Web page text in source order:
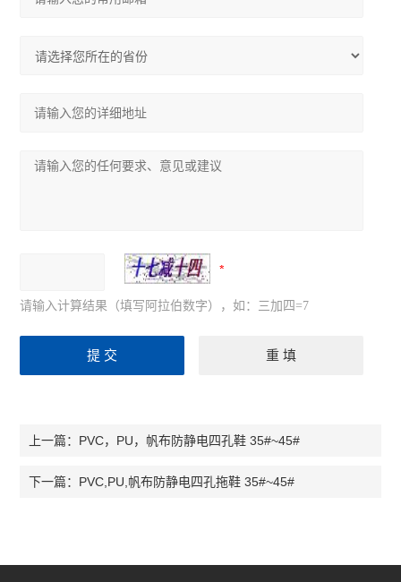
请输入计算结果（填写阿拉伯数字），如：三加四=7
上一篇： PVC，PU，帆布防静电四孔鞋 35#~45#
下一篇： PVC,PU,帆布防静电四孔拖鞋 35#~45#